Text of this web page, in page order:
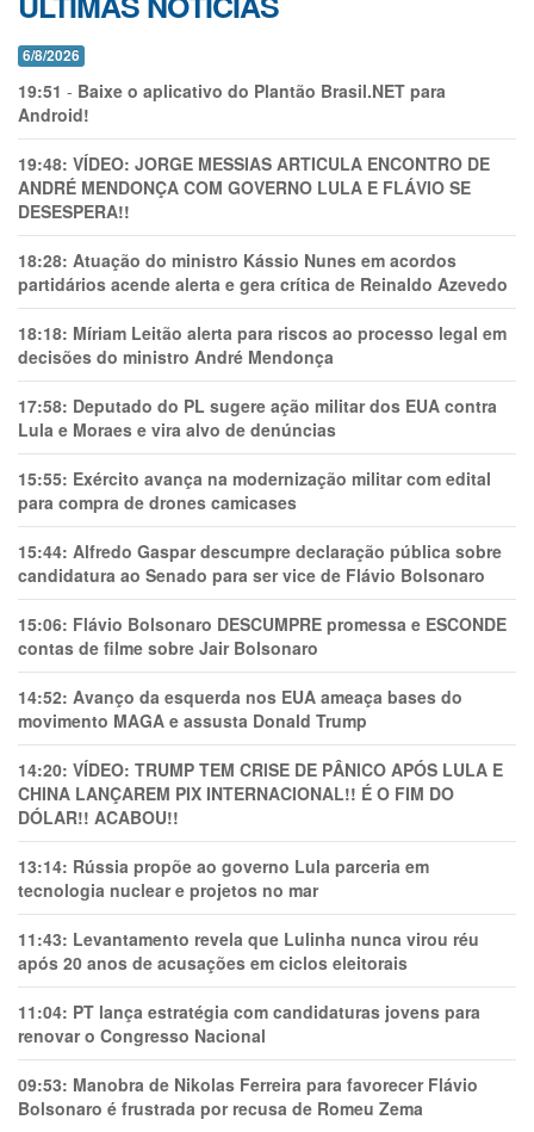
6/8/2026
19:51 - Baixe o aplicativo do Plantão Brasil.NET para
Android!
19:48: VÍDEO: JORGE MESSIAS ARTICULA ENCONTRO DE
ANDRÉ MENDONÇA COM GOVERNO LULA E FLÁVIO SE
DESESPERA!!
18:28: Atuação do ministro Kássio Nunes em acordos
partidários acende alerta e gera crítica de Reinaldo Azevedo
18:18: Míriam Leitão alerta para riscos ao processo legal em
decisões do ministro André Mendonça
17:58: Deputado do PL sugere ação militar dos EUA contra
Lula e Moraes e vira alvo de denúncias
15:55: Exército avança na modernização militar com edital
para compra de drones camicases
15:44: Alfredo Gaspar descumpre declaração pública sobre
candidatura ao Senado para ser vice de Flávio Bolsonaro
15:06: Flávio Bolsonaro DESCUMPRE promessa e ESCONDE
contas de filme sobre Jair Bolsonaro
14:52: Avanço da esquerda nos EUA ameaça bases do
movimento MAGA e assusta Donald Trump
14:20: VÍDEO: TRUMP TEM CRlSE DE PÂNlCO APÓS LULA E
CHINA LANÇAREM PIX INTERNACIONAL!! É O FIM DO
DÓLAR!! ACABOU!!
13:14: Rússia propõe ao governo Lula parceria em
tecnologia nuclear e projetos no mar
11:43: Levantamento revela que Lulinha nunca virou réu
após 20 anos de acusações em ciclos eleitorais
11:04: PT lança estratégia com candidaturas jovens para
renovar o Congresso Nacional
09:53: Manobra de Nikolas Ferreira para favorecer Flávio
Bolsonaro é frustrada por recusa de Romeu Zema